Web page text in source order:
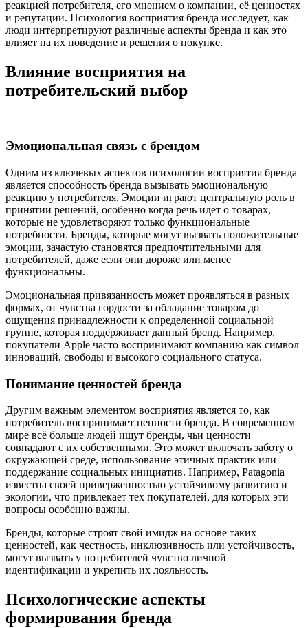
реакцией потребителя, его мнением о компании, её ценностях
и репутации. Психология восприятия бренда исследует, как
люди интерпретируют различные аспекты бренда и как это
влияет на их поведение и решения о покупке.
Влияние восприятия на
потребительский выбор
Эмоциональная связь с брендом
Одним из ключевых аспектов психологии восприятия бренда
является способность бренда вызывать эмоциональную
реакцию у потребителя. Эмоции играют центральную роль в
принятии решений, особенно когда речь идет о товарах,
которые не удовлетворяют только функциональные
потребности. Бренды, которые могут вызвать положительные
эмоции, зачастую становятся предпочтительными для
потребителей, даже если они дороже или менее
функциональны.
Эмоциональная привязанность может проявляться в разных
формах, от чувства гордости за обладание товаром до
ощущения принадлежности к определенной социальной
группе, которая поддерживает данный бренд. Например,
покупатели Apple часто воспринимают компанию как символ
инноваций, свободы и высокого социального статуса.
Понимание ценностей бренда
Другим важным элементом восприятия является то, как
потребитель воспринимает ценности бренда. В современном
мире всё больше людей ищут бренды, чьи ценности
совпадают с их собственными. Это может включать заботу о
окружающей среде, использование этичных практик или
поддержание социальных инициатив. Например, Patagonia
известна своей приверженностью устойчивому развитию и
экологии, что привлекает тех покупателей, для которых эти
вопросы особенно важны.
Бренды, которые строят свой имидж на основе таких
ценностей, как честность, инклюзивность или устойчивость,
могут вызвать у потребителей чувство личной
идентификации и укрепить их лояльность.
Психологические аспекты
формирования бренда